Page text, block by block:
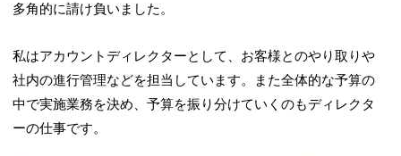
多角的に請け負いました。
私はアカウントディレクターとして、お客様とのやり取りや
社内の進行管理などを担当しています。また全体的な予算の
中で実施業務を決め、予算を振り分けていくのもディレクタ
ーの仕事です。